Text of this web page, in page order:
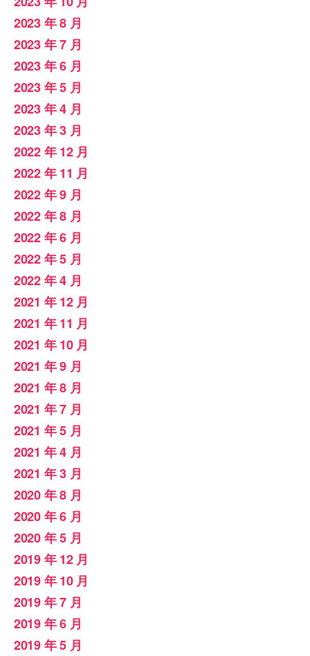
2023 年 8 月
2023 年 7 月
2023 年 6 月
2023 年 5 月
2023 年 4 月
2023 年 3 月
2022 年 12 月
2022 年 11 月
2022 年 9 月
2022 年 8 月
2022 年 6 月
2022 年 5 月
2022 年 4 月
2021 年 12 月
2021 年 11 月
2021 年 10 月
2021 年 9 月
2021 年 8 月
2021 年 7 月
2021 年 5 月
2021 年 4 月
2021 年 3 月
2020 年 8 月
2020 年 6 月
2020 年 5 月
2019 年 12 月
2019 年 10 月
2019 年 7 月
2019 年 6 月
2019 年 5 月